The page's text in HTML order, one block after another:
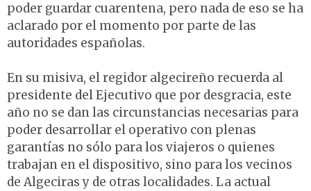
poder guardar cuarentena, pero nada de eso se ha
aclarado por el momento por parte de las
autoridades españolas.
En su misiva, el regidor algecireño recuerda al
presidente del Ejecutivo que por desgracia, este
año no se dan las circunstancias necesarias para
poder desarrollar el operativo con plenas
garantías no sólo para los viajeros o quienes
trabajan en el dispositivo, sino para los vecinos
de Algeciras y de otras localidades. La actual